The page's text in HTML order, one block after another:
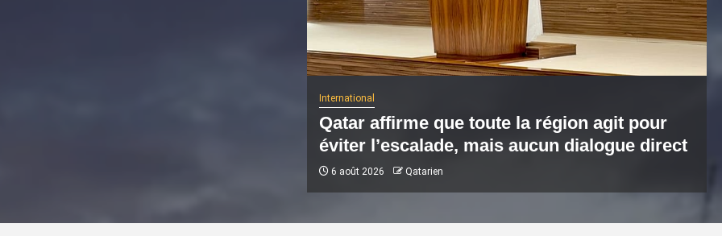
International
Qatar affirme que toute la région agit pour
éviter l’escalade, mais aucun dialogue direct
6 août 2026 Qatarien